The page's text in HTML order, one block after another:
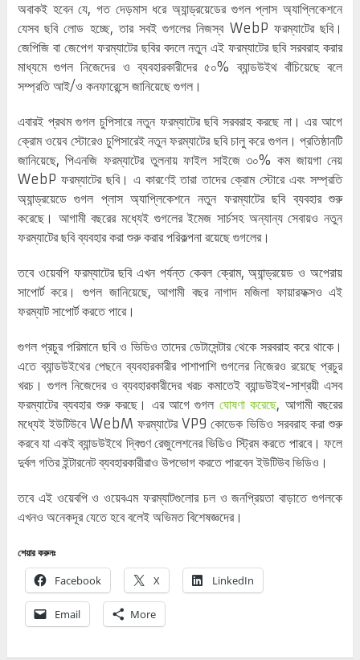
অবাকই হবেন যে, গত দেড়মাস ধরে অ্যান্ড্রয়েডের গুগল প্লাস অ্যাপ্লিকেশনে
যেসব ছবি লোড হচ্ছে, তার সবই গুগলের নিজস্ব WebP ফরম্যাটের ছবি।
জেপিজি বা জেপেগ ফরম্যাটের ছবির বদলে নতুন এই ফরম্যাটের ছবি সরবরাহ করার
মাধ্যমে গুগল নিজেদের ও ব্যবহারকারীদের ৫০% ব্যান্ডউইথ বাঁচিয়েছে বলে
সম্প্রতি আই/ও কনফারেন্সে জানিয়েছে গুগল।
এবারই প্রথম গুগল চুপিসারে নতুন ফরম্যাটের ছবি সরবরাহ করছে না। এর আগে
ক্রোম ওয়েব স্টোরেও চুপিসারেই নতুন ফরম্যাটের ছবি চালু করে গুগল। প্রতিষ্ঠানটি
জানিয়েছে, পিএনজি ফরম্যাটের তুলনায় ফাইল সাইজে ৩০% কম জায়গা নেয়
WebP ফরম্যাটের ছবি। এ কারণেই তারা তাদের ক্রোম স্টোরে এবং সম্প্রতি
অ্যান্ড্রয়েডে গুগল প্লাস অ্যাপ্লিকেশনে নতুন ফরম্যাটের ছবি ব্যবহার শুরু
করেছে। আগামী বছরের মধ্যেই গুগলের ইমেজ সার্চসহ অন্যান্য সেবায়ও নতুন
ফরম্যাটের ছবি ব্যবহার করা শুরু করার পরিকল্পনা রয়েছে গুগলের।
তবে ওয়েবপি ফরম্যাটের ছবি এখন পর্যন্ত কেবল ক্রোম, অ্যান্ড্রয়েড ও অপেরায়
সাপোর্ট করে। গুগল জানিয়েছে, আগামী বছর নাগাদ মজিলা ফায়ারফক্সও এই
ফরম্যাট সাপোর্ট করতে পারে।
গুগল প্রচুর পরিমানে ছবি ও ভিডিও তাদের ডেটাসেন্টার থেকে সরবরাহ করে থাকে।
এতে ব্যান্ডউইথের পেছনে ব্যবহারকারীর পাশাপাশি গুগলের নিজেরও রয়েছে প্রচুর
খরচ। গুগল নিজেদের ও ব্যবহারকারীদের খরচ কমাতেই ব্যান্ডউইথ-সাশ্রয়ী এসব
ফরম্যাটের ব্যবহার শুরু করছে। এর আগে গুগল ঘোষণা করেছে, আগামী বছরের
মধ্যেই ইউটিউবে WebM ফরম্যাটের VP9 কোডেক ভিডিও সরবরাহ করা শুরু
করবে যা একই ব্যান্ডউইথে দ্বিগুণ রেজুলেশনের ভিডিও স্ট্রিম করতে পারবে। ফলে
দুর্বল গতির ইন্টারনেট ব্যবহারকারীরাও উপভোগ করতে পারবেন ইউটিউব ভিডিও।
তবে এই ওয়েবপি ও ওয়েবএম ফরম্যাটগুলোর চল ও জনপ্রিয়তা বাড়াতে গুগলকে
এখনও অনেকদূর যেতে হবে বলেই অভিমত বিশেষজ্ঞদের।
শেয়ার করুনঃ
Facebook X LinkedIn
Email More